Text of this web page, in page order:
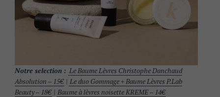
Notre selection : Le Baume Lèvres Christophe Danchaud
Absolution – 15€ | Le duo Gommage + Baume Lèvres P.Lab
Beauty – 18€ | Baume à lèvres noisette KREME – 14€